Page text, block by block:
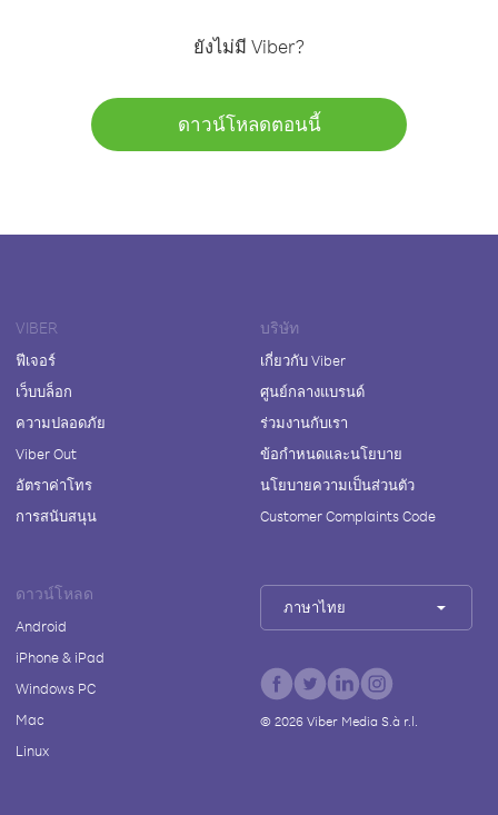
ยังไม่มี Viber?
ดาวน์โหลดตอนนี้
VIBER
ฟีเจอร์
เว็บบล็อก
ความปลอดภัย
Viber Out
อัตราค่าโทร
การสนับสนุน
บริษัท
เกี่ยวกับ Viber
ศูนย์กลางแบรนด์
ร่วมงานกับเรา
ข้อกำหนดและนโยบาย
นโยบายความเป็นส่วนตัว
Customer Complaints Code
ดาวน์โหลด
Android
iPhone & iPad
Windows PC
Mac
Linux
ภาษาไทย
© 2026Viber Media S.à r.l.